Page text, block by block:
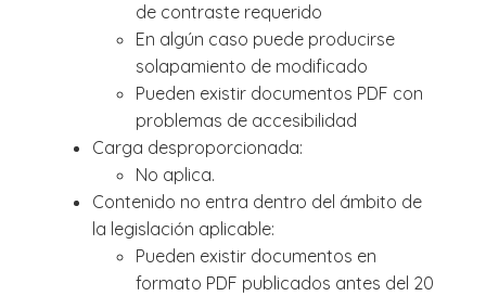
de contraste requerido
En algún caso puede producirse
solapamiento de modificado
Pueden existir documentos PDF con
problemas de accesibilidad
Carga desproporcionada:
No aplica.
Contenido no entra dentro del ámbito de
la legislación aplicable:
Pueden existir documentos en
formato PDF publicados antes del 20